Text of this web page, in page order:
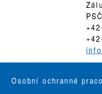
Osobní ochranné